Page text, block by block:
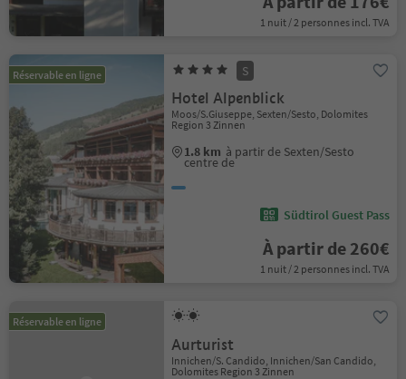
1 nuit / 2 personnes incl. TVA
Réservable en ligne S
Hotel Alpenblick
Moos/S.Giuseppe, Sexten/Sesto, Dolomites
Region 3 Zinnen
1.8 km à partir de Sexten/Sesto
centre de
Südtirol Guest Pass
À partir de 260€
1 nuit / 2 personnes incl. TVA
Réservable en ligne
Aurturist
Innichen/S. Candido, Innichen/San Candido,
Dolomites Region 3 Zinnen